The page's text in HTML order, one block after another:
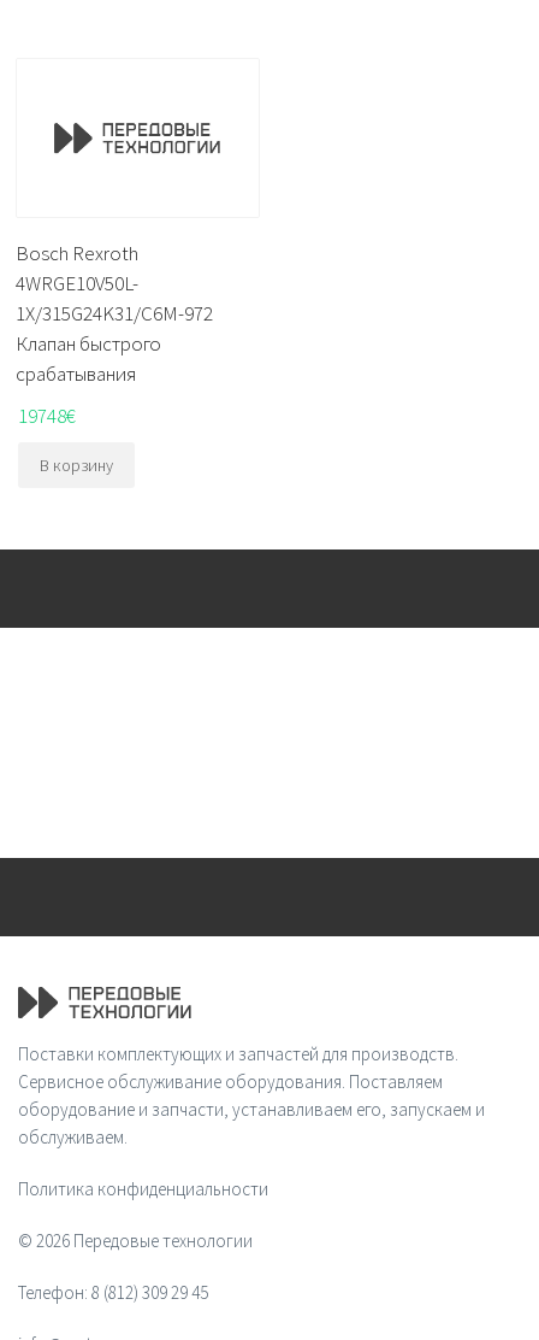
Bosch Rexroth
4WRGE10V50L-
1X/315G24K31/C6M-972
Клапан быстрого
срабатывания
19748€
В корзину
Поставки комплектующих и запчастей для производств.
Сервисное обслуживание оборудования. Поставляем
оборудование и запчасти, устанавливаем его, запускаем и
обслуживаем.
Политика конфиденциальности
© 2026 Передовые технологии
Телефон: 8 (812) 309 29 45